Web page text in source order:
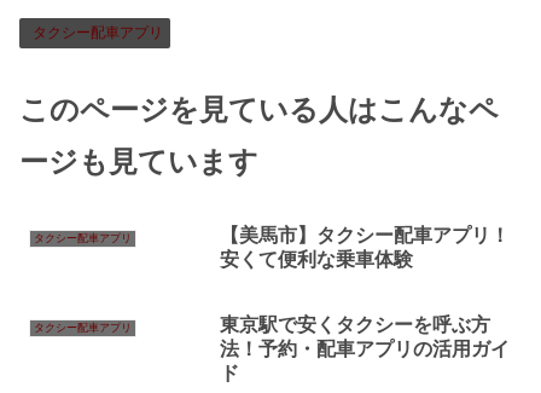
タクシー配車アプリ
このページを見ている人はこんなペ
ージも見ています
タクシー配車アプリ
【美馬市】タクシー配車アプリ！
安くて便利な乗車体験
タクシー配車アプリ
東京駅で安くタクシーを呼ぶ方
法！予約・配車アプリの活用ガイ
ド